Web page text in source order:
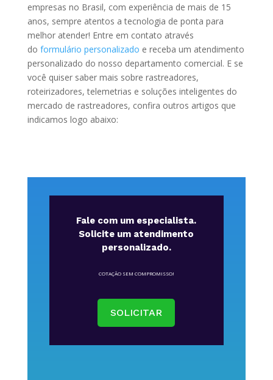
empresas no Brasil, com experiência de mais de 15
anos, sempre atentos a tecnologia de ponta para
melhor atender! Entre em contato através
do formulário personalizado e receba um atendimento
personalizado do nosso departamento comercial. E se
você quiser saber mais sobre rastreadores,
roteirizadores, telemetrias e soluções inteligentes do
mercado de rastreadores, confira outros artigos que
indicamos logo abaixo:
Fale com um especialista.
Solicite um atendimento
personalizado.
COTAÇÃO SEM COMPROMISSO!
SOLICITAR